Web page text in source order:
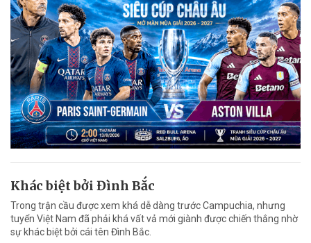
Khác biệt bởi Đình Bắc
Trong trận cầu được xem khá dễ dàng trước Campuchia, nhưng
tuyển Việt Nam đã phải khá vất vả mới giành được chiến thắng nhờ
sự khác biệt bởi cái tên Đình Bắc.